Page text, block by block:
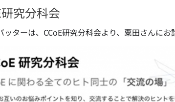
究分科会
ッターは、CCoE研究分科会より、粟田さんにお